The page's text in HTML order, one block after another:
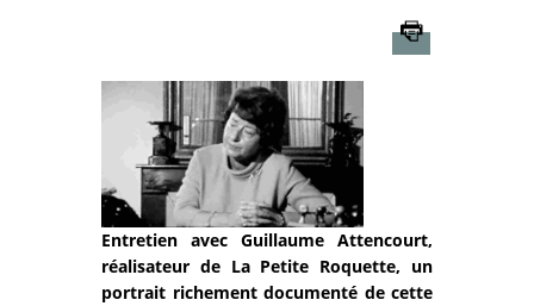
Entretien avec Guillaume Attencourt,
réalisateur de La Petite Roquette, un
portrait richement documenté de cette